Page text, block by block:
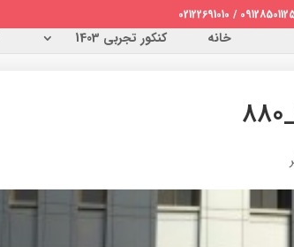
خانه کنکور تجربی 1403